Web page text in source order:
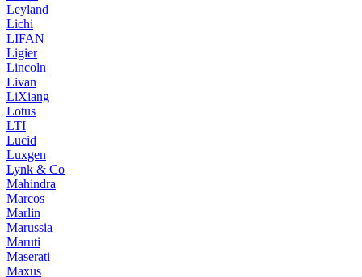
Leyland
Lichi
LIFAN
Ligier
Lincoln
Livan
LiXiang
Lotus
LTI
Lucid
Luxgen
Lynk & Co
Mahindra
Marcos
Marlin
Marussia
Maruti
Maserati
Maxus